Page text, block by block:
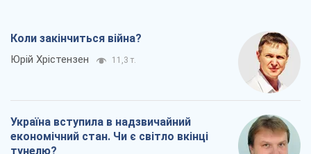
Коли закінчиться війна?
Юрій Хрістензен 11,3 т.
Україна вступила в надзвичайний
економічний стан. Чи є світло вкінці
тунелю?